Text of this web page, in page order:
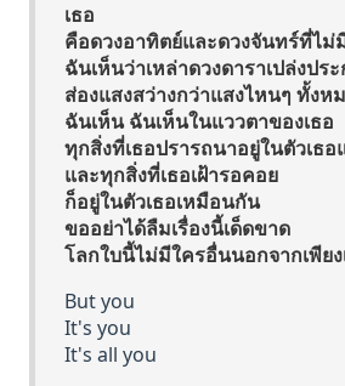
เธอ
คือดวงอาทิตย์และดวงจันทร์ที่ไ
ฉันเห็นว่าเหล่าดวงดาราเปล่งปร
ส่องแสงสว่างกว่าแสงไหนๆ ทั้งห
ฉันเห็น ฉันเห็นในแววตาของเธอ
ทุกสิ่งที่เธอปรารถนาอยู่ในตัวเธอ
และทุกสิ่งที่เธอเฝ้ารอคอย
ก็อยู่ในตัวเธอเหมือนกัน
ขออย่าได้ลืมเรื่องนี้เด็ดขาด
โลกใบนี้ไม่มีใครอื่นนอกจากเพียง
But you
It's you
It's all you